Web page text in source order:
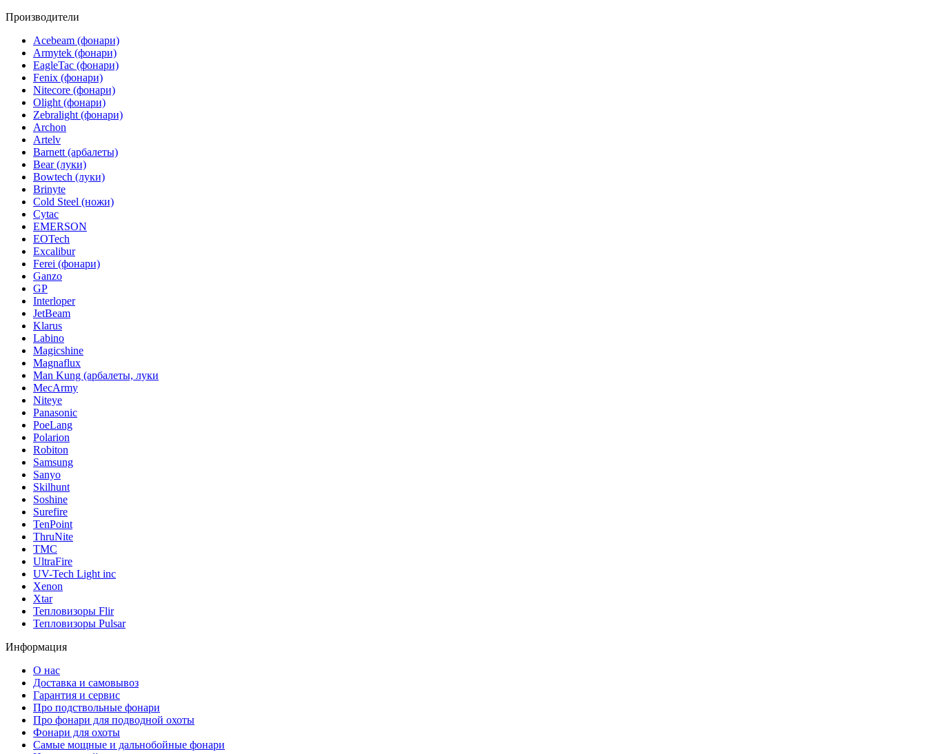
Производители
Acebeam (фонари)
Armytek (фонари)
EagleTac (фонари)
Fenix (фонари)
Nitecore (фонари)
Olight (фонари)
Zebralight (фонари)
Archon
Artelv
Barnett (арбалеты)
Bear (луки)
Bowtech (луки)
Brinyte
Cold Steel (ножи)
Cytac
EMERSON
EOTech
Excalibur
Ferei (фонари)
Ganzo
GP
Interloper
JetBeam
Klarus
Labino
Magicshine
Magnaflux
Man Kung (арбалеты, луки
MecArmy
Niteye
Panasonic
PoeLang
Polarion
Robiton
Samsung
Sanyo
Skilhunt
Soshine
Surefire
TenPoint
ThruNite
TMC
UltraFire
UV-Tech Light inc
Xenon
Xtar
Тепловизоры Flir
Тепловизоры Pulsar
Информация
О нас
Доставка и самовывоз
Гарантия и сервис
Про подствольные фонари
Про фонари для подводной охоты
Фонари для охоты
Самые мощные и дальнобойные фонари